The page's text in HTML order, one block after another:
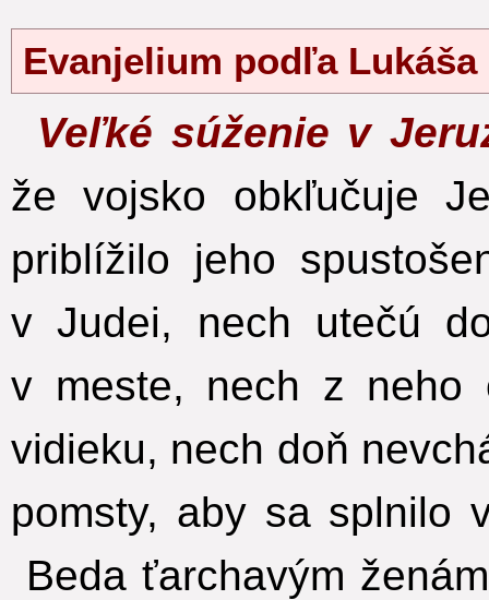
Evanjelium podľa
Veľké súženie v
že vojsko obkľučuje
priblížilo jeho
v Judei, nech utečú
v meste, nech z
vidieku, nech doň
pomsty, aby sa splnilo
Beda ťarchavým